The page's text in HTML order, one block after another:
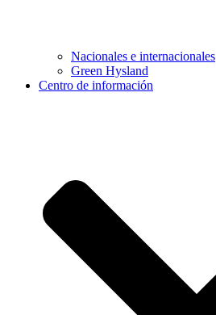
Nacionales e internacionales
Green Hysland
Centro de información